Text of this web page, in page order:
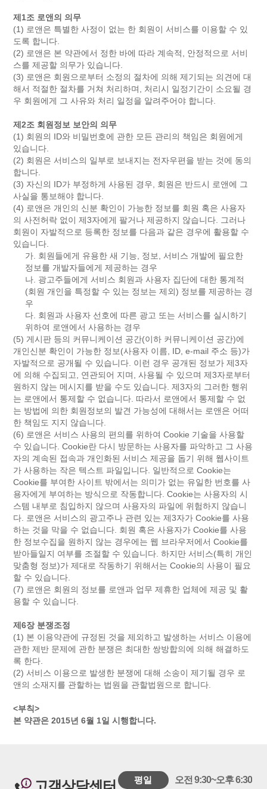
제1조 로앤의 의무
(1) 로앤은 특별한 사정이 없는 한 회원이 서비스를 이용할 수 있
도록 합니다.
(2) 로앤은 본 약관에서 정한 바에 따라 계속적, 안정적으로 서비
스를 제공할 의무가 있습니다.
(3) 로앤은 회원으로부터 소정의 절차에 의해 제기되는 의견에 대
해서 적절한 절차를 거쳐 처리하며, 처리시 일정기간이 소요될 경
우 회원에게 그 사유와 처리 일정을 알려주어야 합니다.
제2조 회원정보 보안의 의무
(1) 회원의 ID와 비밀번호에 관한 모든 관리의 책임은 회원에게
있습니다.
(2) 회원은 서비스의 일부로 보내지는 전자우편을 받는 것에 동의
합니다.
(3) 자신의 ID가 부정하게 사용된 경우, 회원은 반드시 로앤에 그
사실을 통보해야 합니다.
(4) 로앤은 개인의 신분 확인이 가능한 정보를 회원 혹은 사용자
의 사전허락 없이 제3자에게 팔거나 제공하지 않습니다. 그러나
회원이 자발적으로 등록한 정보를 다음과 같은 경우에 활용할 수
있습니다.
가. 회원들에게 유용한 새 기능, 정보, 서비스 개발에 필요한
정보를 개발자들에게 제공하는 경우
나. 광고주들에게 서비스 회원과 사용자 집단에 대한 통계적
(회원 개인을 특정할 수 있는 정보는 제외) 정보를 제공하는 경
우
다. 회원과 사용자 선호에 따른 광고 또는 서비스를 실시하기
위하여 로앤에서 사용하는 경우
(5) 게시판 등의 커뮤니케이션 공간(이하 커뮤니케이션 공간)에
개인신분 확인이 가능한 정보(사용자 이름, ID, e-mail 주소 등)가
자발적으로 공개될 수 있습니다. 이런 경우 공개된 정보가 제3자
에 의해 수집되고, 연관되어 지며, 사용될 수 있으며 제3자로부터
원하지 않는 메시지를 받을 수도 있습니다. 제3자의 그러한 행위
는 로앤에서 통제할 수 없습니다. 따라서 로앤에서 통제할 수 없
는 방법에 의한 회원정보의 발견 가능성에 대해서는 로앤은 어떠
한 책임도 지지 않습니다.
(6) 로앤은 서비스 사용의 편의를 위하여 Cookie 기술을 사용할
수 있습니다. Cookie란 다시 방문하는 사용자를 파악하고 그 사용
자의 계속된 접속과 개인화된 서비스 제공을 돕기 위해 웹사이트
가 사용하는 작은 텍스트 파일입니다. 일반적으로 Cookie는
Cookie를 부여한 사이트 밖에서는 의미가 없는 유일한 번호를 사
용자에게 부여하는 방식으로 작동합니다. Cookie는 사용자의 시
스템 내부로 침입하지 않으며 사용자의 파일에 위험하지 않습니
다. 로앤은 서비스의 광고주나 관련 있는 제3자가 Cookie를 사용
하는 것을 막을 수 없습니다. 회원 혹은 사용자가 Cookie를 사용
한 정보수집을 원하지 않는 경우에는 웹 브라우저에서 Cookie를
받아들일지 여부를 조절할 수 있습니다. 하지만 서비스(특히 개인
맞춤형 정보)가 제대로 작동하기 위해서는 Cookie의 사용이 필요
할 수 있습니다.
(7) 로앤은 회원의 정보를 로앤과 업무 제휴한 업체에 제공 및 활
용할 수 있습니다.
제6장 분쟁조정
(1) 본 이용약관에 규정된 것을 제외하고 발생하는 서비스 이용에
관한 제반 문제에 관한 분쟁은 최대한 쌍방합의에 의해 해결하도
록 한다.
(2) 서비스 이용으로 발생한 분쟁에 대해 소송이 제기될 경우 로
앤의 소재지를 관할하는 법원을 관할법원으로 합니다.
<부칙>
본 약관은 2015년 6월 1일 시행합니다.
평일 오전 9:30~오후 6:30